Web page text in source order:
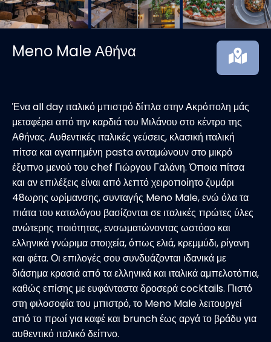
Meno Male Αθήνα
Ένα all day ιταλικό μπιστρό δίπλα στην Ακρόπολη μάς
μεταφέρει από την καρδιά του Μιλάνου στο κέντρο της
Αθήνας. Αυθεντικές ιταλικές γεύσεις, κλασική ιταλική
πίτσα και αγαπημένη pasta ανταμώνουν στο μικρό
έξυπνο μενού του chef Γιώργου Γαλάνη. Όποια πίτσα
και αν επιλέξεις είναι από λεπτό χειροποίητο ζυμάρι
48ωρης ωρίμανσης, συνταγής Meno Male, ενώ όλα τα
πιάτα του καταλόγου βασίζονται σε ιταλικές πρώτες ύλες
ανώτερης ποιότητας, ενσωματώνοντας ωστόσο και
ελληνικά γνώριμα στοιχεία, όπως ελιά, κρεμμύδι, ρίγανη
και φέτα. Οι επιλογές σου συνδυάζονται ιδανικά με
διάσημα κρασιά από τα ελληνικά και ιταλικά αμπελοτόπια,
καθώς επίσης με ευφάνταστα δροσερά cocktails. Πιστό
στη φιλοσοφία του μπιστρό, το Meno Male λειτουργεί
από το πρωί για καφέ και brunch έως αργά το βράδυ για
αυθεντικό ιταλικό δείπνο.